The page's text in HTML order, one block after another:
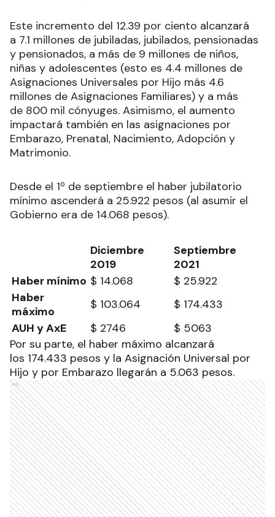
Este incremento del 12.39 por ciento alcanzará
a 7.1 millones de jubiladas, jubilados, pensionadas
y pensionados, a más de 9 millones de niños,
niñas y adolescentes (esto es 4.4 millones de
Asignaciones Universales por Hijo más 4.6
millones de Asignaciones Familiares) y a más
de 800 mil cónyuges. Asimismo, el aumento
impactará también en las asignaciones por
Embarazo, Prenatal, Nacimiento, Adopción y
Matrimonio.
Desde el 1º de septiembre el haber jubilatorio
mínimo ascenderá a 25.922 pesos (al asumir el
Gobierno era de 14.068 pesos).
Diciembre
2019
Septiembre
2021
Haber mínimo $ 14.068
$ 25.922
Haber
máximo
$ 103.064
$ 174.433
AUH y AxE
$ 2746
$ 5063
Por su parte, el haber máximo alcanzará
los 174.433 pesos y la Asignación Universal por
Hijo y por Embarazo llegarán a 5.063 pesos.
Ads